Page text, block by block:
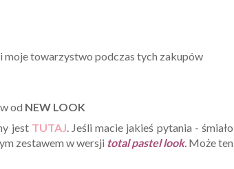
i moje towarzystwo podczas tych zakupów
od NEW LOOK
jest TUTAJ . Jeśli macie jakieś pytania - śmiało
zestawem w wersji total pastel look. Może ten